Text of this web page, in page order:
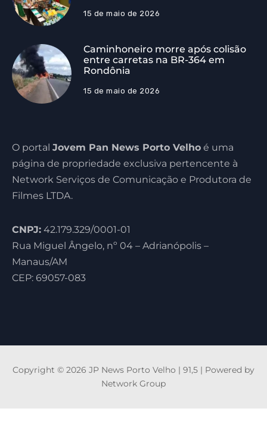
15 de maio de 2026
Caminhoneiro morre após colisão
entre carretas na BR-364 em
Rondônia
15 de maio de 2026
O portal Jovem Pan News Porto Velho é uma
página de propriedade exclusiva pertencente à
Network Serviços de Comunicação e Produtora de
Filmes LTDA.
CNPJ: 42.179.329/0001-01
Rua Miguel Ângelo, nº 04 – Adrianópolis –
Manaus/AM
CEP: 69057-083
Copyright © 2026 JP News Porto Velho | 91,5 | Powered by
Network Group